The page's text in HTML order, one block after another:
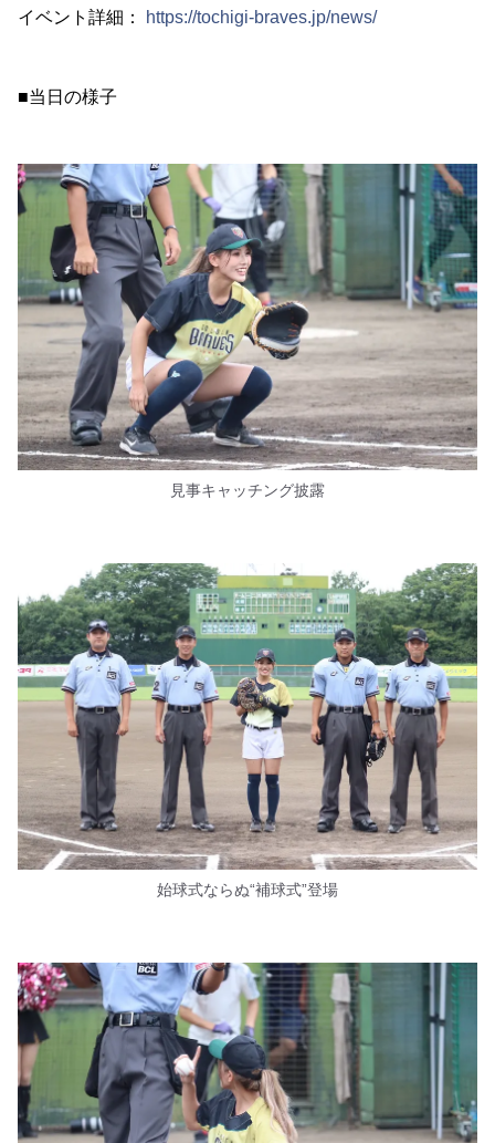
イベント詳細： https://tochigi-braves.jp/news/
■当日の様子
見事キャッチング披露
始球式ならぬ“補球式”登場